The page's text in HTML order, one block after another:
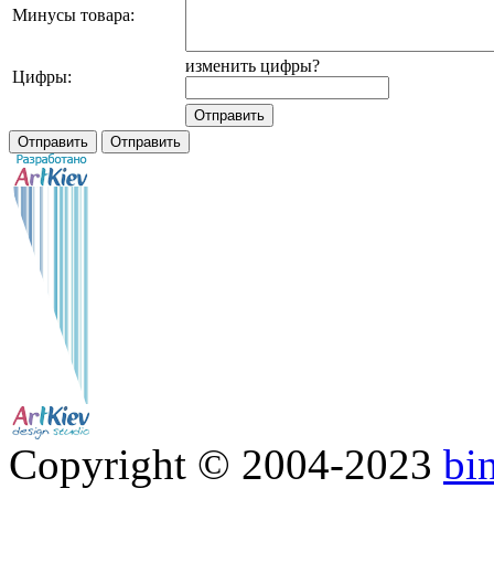
Минусы товара:
Цифры:
изменить цифры?
Copyright © 2004-2023